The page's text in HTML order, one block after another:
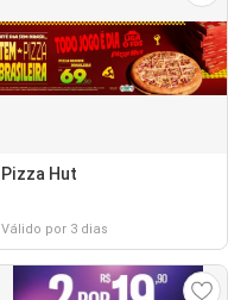
Pizza Hut
Válido por 3 dias